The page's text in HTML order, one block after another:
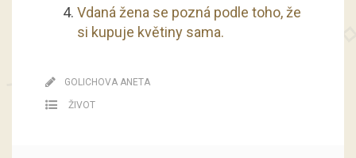
Vdaná žena se pozná podle toho, že
si kupuje květiny sama.
GOLICHOVA ANETA
ŽIVOT